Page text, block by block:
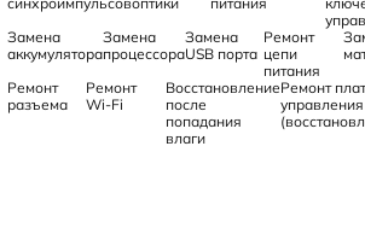
Замена
аккумулятора
Замена
процессора
Замена
USB порта
Ремонт
цепи
питания
Ремонт
разъема
Ремонт
Wi-Fi
Восстановление
после
попадания
влаги
Ремонт
управления